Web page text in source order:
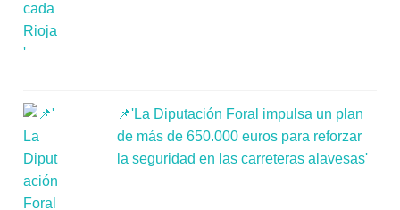
📌'La Diputación Foral impulsa un plan
de más de 650.000 euros para reforzar
la seguridad en las carreteras alavesas'